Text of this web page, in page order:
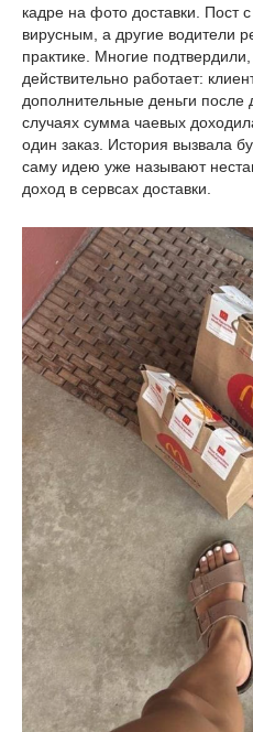
кадре на фото доставки. Пост
вирусным, а другие водители
практике. Многие
действительно работает:
дополнительные деньги после
случаях сумма чаевых
один заказ. История вызвала
саму идею уже называют
доход в сервсах доставки.